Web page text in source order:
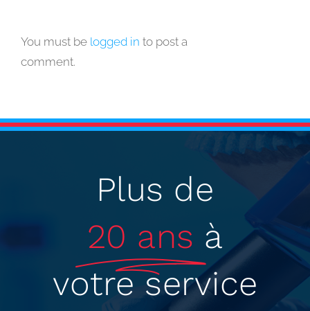
You must be logged in to post a
comment.
Plus de
20 ans à
votre service